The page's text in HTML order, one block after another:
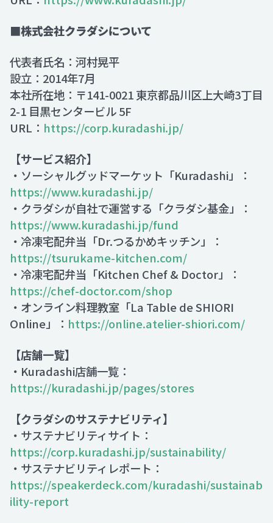
■株式会社クラダシについて
代表者氏名：河村晃平
設立：2014年7月
本社所在地：〒141-0021 東京都品川区上大崎3丁目
2-1 目黒センタービル 5F
URL： https://corp.kuradashi.jp/
【サービス紹介】
・ソーシャルグッドマーケット「Kuradashi」：
https://www.kuradashi.jp/
・クラダシが自社で運営する「クラダシ基金」：
https://www.kuradashi.jp/fund
・冷凍宅配弁当「Dr.つるかめキッチン」：
https://tsurukame-kitchen.com/
・冷凍宅配弁当「Kitchen Chef & Doctor」：
https://chef-doctor.com/shop
・オンライン料理教室「La Table de SHIORI
Online」： https://online.atelier-shiori.com/
【店舗一覧】
・Kuradashi店舗一覧：
https://kuradashi.jp/pages/stores
【クラダシのサステナビリティ】
・サステナビリティサイト：
https://corp.kuradashi.jp/sustainability/
・サステナビリティレポート：
https://speakerdeck.com/kuradashi/sustainab
ility-report